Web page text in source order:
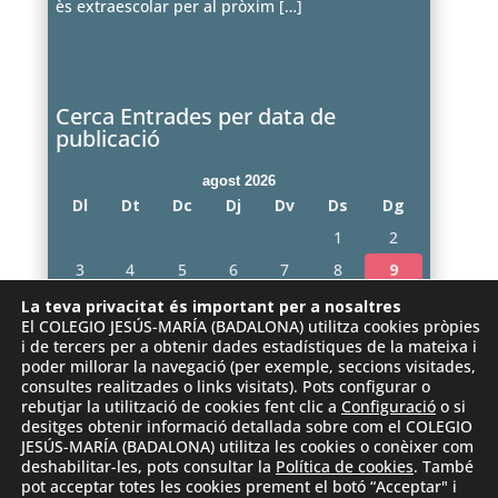
ès extraescolar per al pròxim […]
Cerca Entrades per data de
publicació
agost 2026
Dl Dt Dc Dj Dv Ds
Dg
1
2
3
4 5 6 7 8
9
10
11 12 13 14 15
16
17
18 19 20 21 22
23
24
25 26 27 28 29
30
31
« juny
La teva privacitat és important per a nosaltres
El COLEGIO JESÚS-MARÍA (BADALONA) utilitza cookies pròpies
i de tercers per a obtenir dades estadístiques de la mateixa i
poder millorar la navegació (per exemple, seccions visitades,
consultes realitzades o links visitats). Pots configurar o
rebutjar la utilització de cookies fent clic a Configuració o si
desitges obtenir informació detallada sobre com el COLEGIO
JESÚS-MARÍA (BADALONA) utilitza les cookies o conèixer com
deshabilitar-les, pots consultar la Política de cookies. També
pot acceptar totes les cookies prement el botó “Acceptar" i